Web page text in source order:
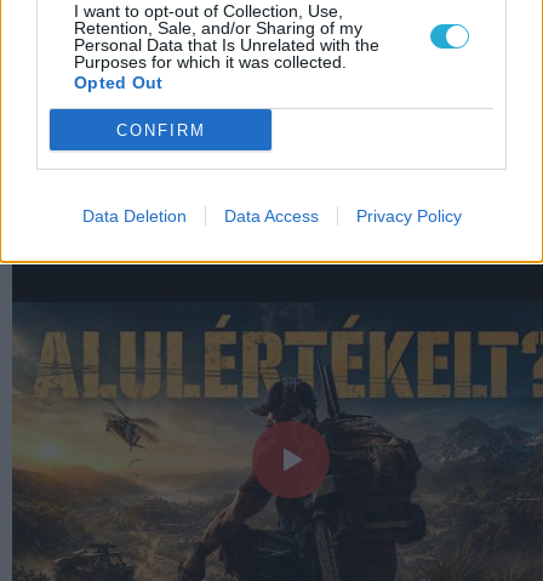
I want to opt-out of Collection, Use,
Retention, Sale, and/or Sharing of my
Personal Data that Is Unrelated with the
Purposes for which it was collected.
Opted Out
CONFIRM
Data Deletion Data Access Privacy Policy
Dátum:2019.12.17 21:00
Csapd be az AI-t! Állítsd be itt, hogy a PC
Guru tartalmairól véletlenül se maradj le
a Google-ben.
LEGFRISSEBB VIDEÓNK